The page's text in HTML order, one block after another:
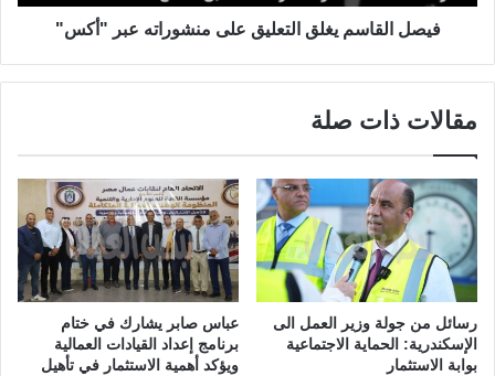
فيصل القاسم يغلق التعليق على منشوراته عبر "أكس"
مقالات ذات صلة
رسائل من جولة وزير العمل الى
الإسكندرية: الحماية الاجتماعية
بوابة الاستثمار
عباس صابر يشارك في ختام
برنامج إعداد القيادات العمالية
ويؤكد أهمية الاستثمار في تأهيل